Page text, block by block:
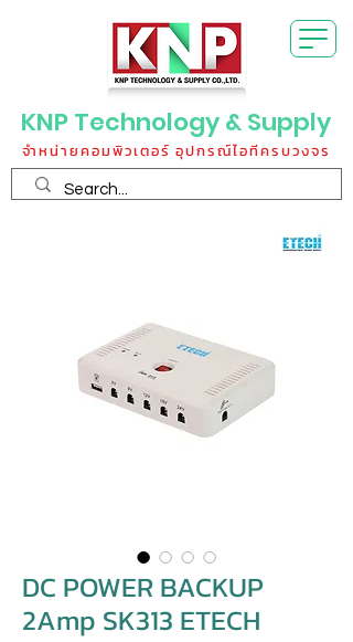
KNP Technology & Supply
จำหน่ายคอมพิวเตอร์ อุปกรณ์ไอทีครบวงจร
DC POWER BACKUP
2Amp SK313 ETECH